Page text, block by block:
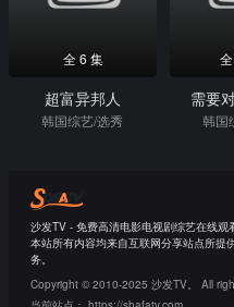
全 6 集
超富异邦人
韩国综艺/选秀
需要
韩国
沙发TV - 免费高清电影电视剧综艺在线观
本站所有内容均来自互联网分享站点所提
务。
Copyright © 2010-2025 沙发TV。 All